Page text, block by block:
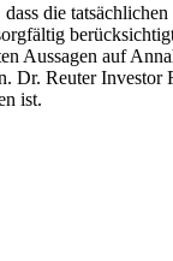
die
Aussagen auf
Dr. Reuter
ist.